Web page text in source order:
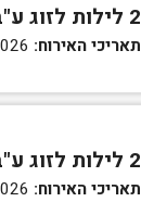
2 לילות לזוג ע"ב לינה וארוחת בוקר בחדר סטנדרט
תאריכי האירוח:
2 לילות לזוג ע"ב חצי פנסיון בחדר סטנדרט
תאריכי האירוח: